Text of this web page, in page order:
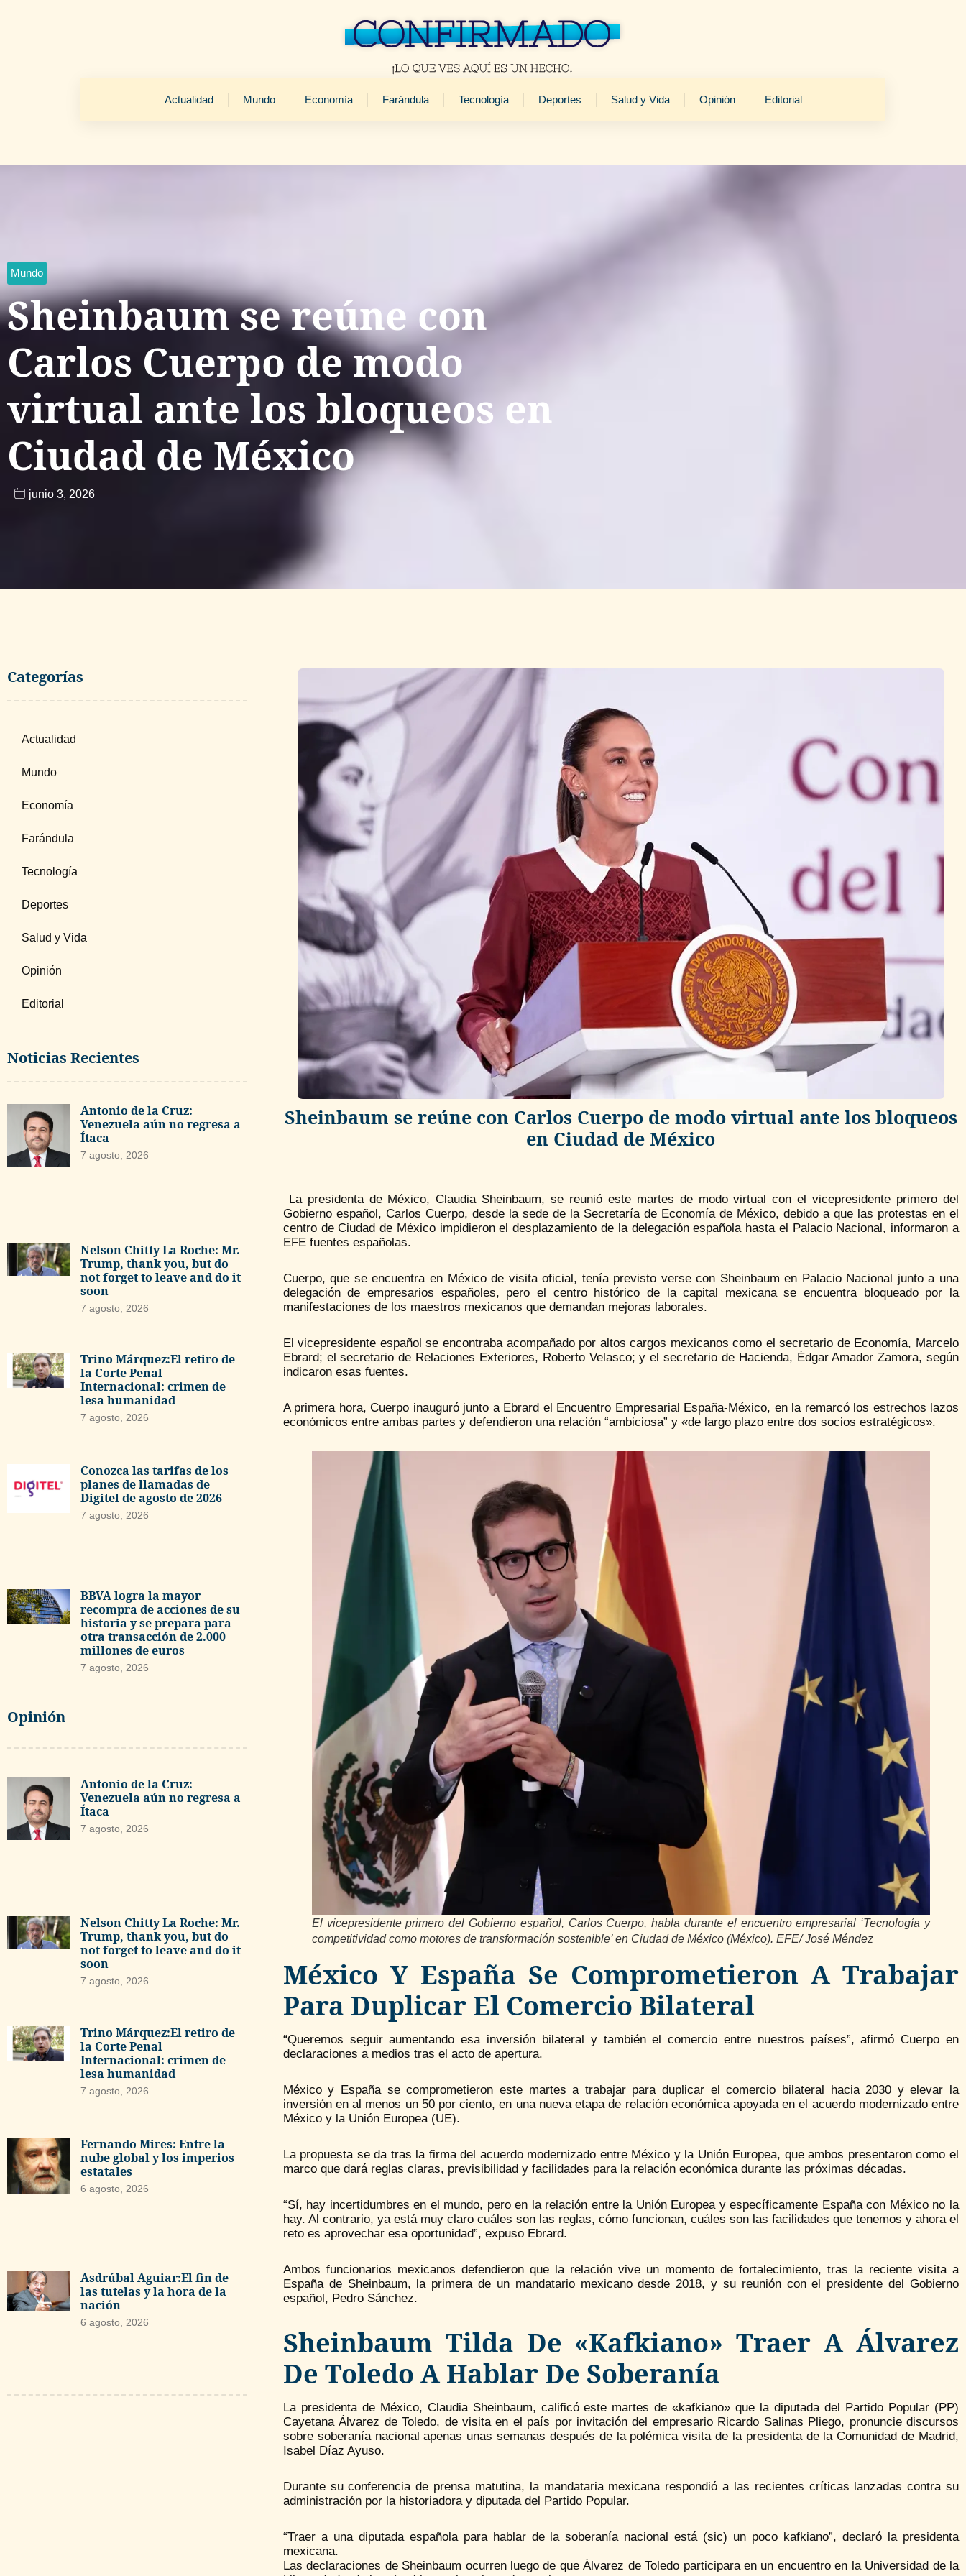
Actualidad Mundo Economía Farándula Tecnología Deportes Salud y Vida Opinión Editorial
Mundo
Sheinbaum se reúne con
Carlos Cuerpo de modo
virtual ante los bloqueos en
Ciudad de México
junio 3, 2026
Categorías
Actualidad
Mundo
Economía
Farándula
Tecnología
Deportes
Salud y Vida
Opinión
Editorial
Noticias Recientes
Antonio de la Cruz:
Venezuela aún no regresa a
Ítaca
7 agosto, 2026
Nelson Chitty La Roche: Mr.
Trump, thank you, but do
not forget to leave and do it
soon
7 agosto, 2026
Trino Márquez:El retiro de
la Corte Penal
Internacional: crimen de
lesa humanidad
7 agosto, 2026
Conozca las tarifas de los
planes de llamadas de
Digitel de agosto de 2026
7 agosto, 2026
BBVA logra la mayor
recompra de acciones de su
historia y se prepara para
otra transacción de 2.000
millones de euros
7 agosto, 2026
Opinión
Antonio de la Cruz:
Venezuela aún no regresa a
Ítaca
7 agosto, 2026
Nelson Chitty La Roche: Mr.
Trump, thank you, but do
not forget to leave and do it
soon
7 agosto, 2026
Trino Márquez:El retiro de
la Corte Penal
Internacional: crimen de
lesa humanidad
7 agosto, 2026
Fernando Mires: Entre la
nube global y los imperios
estatales
6 agosto, 2026
Asdrúbal Aguiar:El fin de
las tutelas y la hora de la
nación
6 agosto, 2026
Sheinbaum se reúne con Carlos Cuerpo de modo virtual ante los bloqueos
en Ciudad de México
La presidenta de México, Claudia Sheinbaum, se reunió este martes de modo virtual con el vicepresidente primero del
Gobierno español, Carlos Cuerpo, desde la sede de la Secretaría de Economía de México, debido a que las protestas en el
centro de Ciudad de México impidieron el desplazamiento de la delegación española hasta el Palacio Nacional, informaron a
EFE fuentes españolas.
Cuerpo, que se encuentra en México de visita oficial, tenía previsto verse con Sheinbaum en Palacio Nacional junto a una
delegación de empresarios españoles, pero el centro histórico de la capital mexicana se encuentra bloqueado por la
manifestaciones de los maestros mexicanos que demandan mejoras laborales.
El vicepresidente español se encontraba acompañado por altos cargos mexicanos como el secretario de Economía, Marcelo
Ebrard; el secretario de Relaciones Exteriores, Roberto Velasco; y el secretario de Hacienda, Édgar Amador Zamora, según
indicaron esas fuentes.
A primera hora, Cuerpo inauguró junto a Ebrard el Encuentro Empresarial España-México, en la remarcó los estrechos lazos
económicos entre ambas partes y defendieron una relación “ambiciosa” y «de largo plazo entre dos socios estratégicos».
El vicepresidente primero del Gobierno español, Carlos Cuerpo, habla durante el encuentro empresarial ‘Tecnología y
competitividad como motores de transformación sostenible’ en Ciudad de México (México). EFE/ José Méndez
México Y España Se Comprometieron A Trabajar
Para Duplicar El Comercio Bilateral
“Queremos seguir aumentando esa inversión bilateral y también el comercio entre nuestros países”, afirmó Cuerpo en
declaraciones a medios tras el acto de apertura.
México y España se comprometieron este martes a trabajar para duplicar el comercio bilateral hacia 2030 y elevar la
inversión en al menos un 50 por ciento, en una nueva etapa de relación económica apoyada en el acuerdo modernizado entre
México y la Unión Europea (UE).
La propuesta se da tras la firma del acuerdo modernizado entre México y la Unión Europea, que ambos presentaron como el
marco que dará reglas claras, previsibilidad y facilidades para la relación económica durante las próximas décadas.
“Sí, hay incertidumbres en el mundo, pero en la relación entre la Unión Europea y específicamente España con México no la
hay. Al contrario, ya está muy claro cuáles son las reglas, cómo funcionan, cuáles son las facilidades que tenemos y ahora el
reto es aprovechar esa oportunidad”, expuso Ebrard.
Ambos funcionarios mexicanos defendieron que la relación vive un momento de fortalecimiento, tras la reciente visita a
España de Sheinbaum, la primera de un mandatario mexicano desde 2018, y su reunión con el presidente del Gobierno
español, Pedro Sánchez.
Sheinbaum Tilda De «kafkiano» Traer A Álvarez
De Toledo A Hablar De Soberanía
La presidenta de México, Claudia Sheinbaum, calificó este martes de «kafkiano» que la diputada del Partido Popular (PP)
Cayetana Álvarez de Toledo, de visita en el país por invitación del empresario Ricardo Salinas Pliego, pronuncie discursos
sobre soberanía nacional apenas unas semanas después de la polémica visita de la presidenta de la Comunidad de Madrid,
Isabel Díaz Ayuso.
Durante su conferencia de prensa matutina, la mandataria mexicana respondió a las recientes críticas lanzadas contra su
administración por la historiadora y diputada del Partido Popular.
“Traer a una diputada española para hablar de la soberanía nacional está (sic) un poco kafkiano”, declaró la presidenta
mexicana.
Las declaraciones de Sheinbaum ocurren luego de que Álvarez de Toledo participara en un encuentro en la Universidad de la